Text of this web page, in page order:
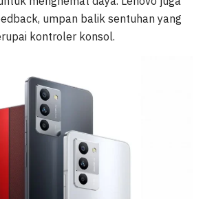
umpan balik sentuhan yang
kontroler konsol.